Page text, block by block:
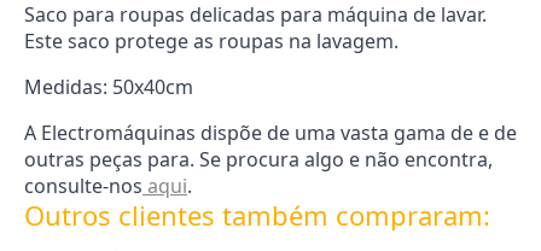
Saco para roupas delicadas para máquina de lavar.
Este saco protege as roupas na lavagem.
Medidas: 50x40cm
A Electromáquinas dispõe de uma vasta gama de e de
outras peças para. Se procura algo e não encontra,
consulte-nos aqui.
Outros clientes também compraram: